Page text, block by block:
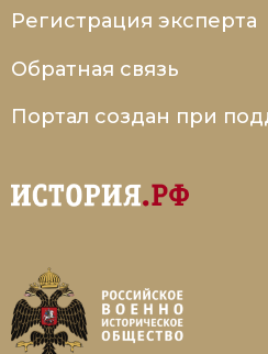
Регистрация эксперта
Обратная связь
Портал создан при